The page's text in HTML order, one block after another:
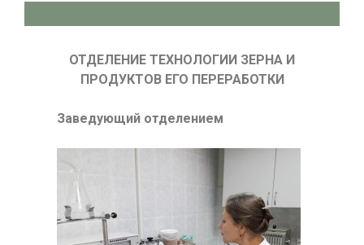
ОТДЕЛЕНИЕ ТЕХНОЛОГИИ ЗЕРНА И
ПРОДУКТОВ ЕГО ПЕРЕРАБОТКИ
Заведующий отделением